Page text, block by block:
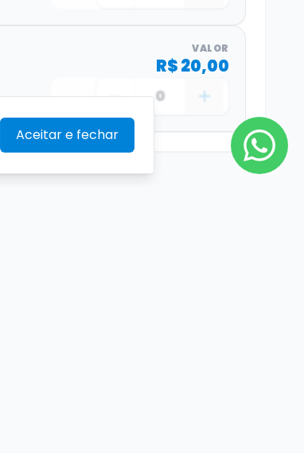
Aceitar e fechar
VALOR
R$ 20,00
0